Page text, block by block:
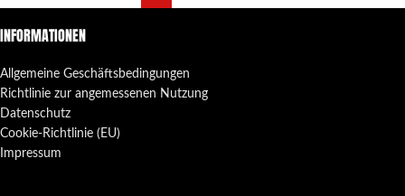
INFORMATIONEN
Allgemeine Geschäftsbedingungen
Richtlinie zur angemessenen Nutzung
Datenschutz
Cookie-Richtlinie (EU)
Impressum